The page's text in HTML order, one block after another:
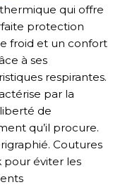
qui offre
protection
froid et un confort
à ses
respirantes.
par la
de
qu’il procure.
Coutures
pour éviter les